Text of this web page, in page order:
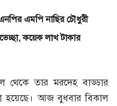
এমপি নাছির চৌধুরী
কয়েক লাখ টাকার
থেকে তার মরদেহ বাড্ডার
হয়েছে। আজ বুধবার বিকাল